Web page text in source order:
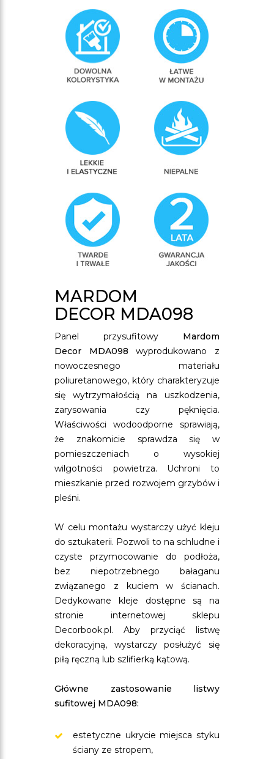
MARDOM
DECOR MDA098
Panel przysufitowy Mardom
Decor MDA098wyprodukowano z
nowoczesnego materiału
poliuretanowego, który charakteryzuje
się wytrzymałością na uszkodzenia,
zarysowania czy pęknięcia.
Właściwości wodoodporne sprawiają,
że znakomicie sprawdza się w
pomieszczeniach o wysokiej
wilgotności powietrza. Uchroni to
mieszkanie przed rozwojem grzybów i
pleśni.
W celu montażu wystarczy użyć kleju
do sztukaterii. Pozwoli to na schludne i
czyste przymocowanie do podłoża,
bez niepotrzebnego bałaganu
związanego z kuciem w ścianach.
Dedykowane kleje dostępne są na
stronie internetowej sklepu
Decorbook.pl. Aby przyciąć listwę
dekoracyjną, wystarczy posłużyć się
piłą ręczną lub szlifierką kątową.
Główne zastosowanie listwy
sufitowej MDA098:
estetyczne ukrycie miejsca styku
ściany ze stropem,